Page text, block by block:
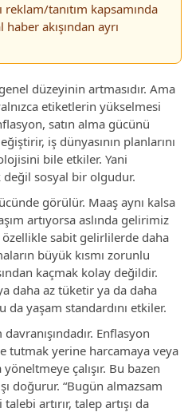
reklam/tanıtım kapsamında
akışından ayrı
düzeyinin artmasıdır. Ama
etiketlerin yükselmesi
satın alma gücünü
iş dünyasının planlarını
bile etkiler. Yani
sosyal bir olgudur.
görülür. Maaş aynı kalsa
artıyorsa aslında gelirimiz
sabit gelirlilerde daha
büyük kısmı zorunlu
kaçmak kolay değildir.
daha az tüketir ya da daha
yaşam standardını etkiler.
Enflasyon
tutmak yerine harcamaya veya
çalışır. Bu bazen
doğurur. “Bugün almazsam
artırır, talep artışı da